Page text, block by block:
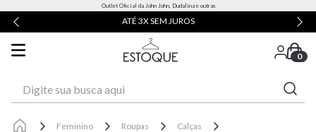
Outlet Oficial da John John, Dudalina e outras
ATÉ 3X SEM JUROS
0
Feminino Roupas
Calças